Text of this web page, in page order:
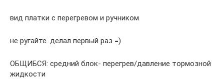
вид платки с перегревом и ручником
не ругайте. делал первый раз =)
ОБЩИБСЯ: средний блок- перегрев/давление тормозной
жидкости